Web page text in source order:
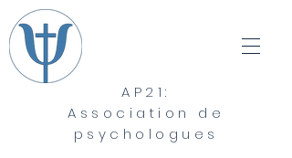
AP21:
Association de
psychologues